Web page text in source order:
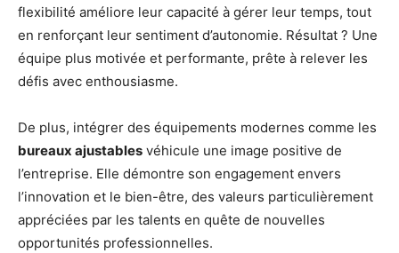
flexibilité améliore leur capacité à gérer leur temps, tout
en renforçant leur sentiment d’autonomie. Résultat ? Une
équipe plus motivée et performante, prête à relever les
défis avec enthousiasme.
De plus, intégrer des équipements modernes comme les
bureaux ajustables véhicule une image positive de
l’entreprise. Elle démontre son engagement envers
l’innovation et le bien-être, des valeurs particulièrement
appréciées par les talents en quête de nouvelles
opportunités professionnelles.